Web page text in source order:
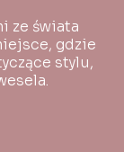
ze świata
gdzie
stylu,